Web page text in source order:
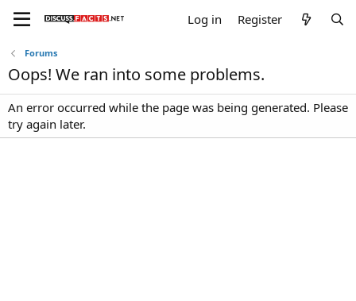
Log in Register
Forums
Oops! We ran into some problems.
An error occurred while the page was being generated. Please
try again later.